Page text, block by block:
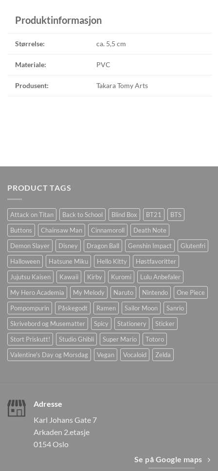
Produktinformasjon
Størrelse: ca. 5,5 cm
Materiale: PVC
Produsent: Takara Tomy Arts
PRODUCT TAGS
Attack on Titan Back to School Blind Box BT21
BTS
Buttons
Chainsaw Man Cinnamoroll
Death Note
Demon Slayer
Disney Dragon Ball Genshin Impact
Glutenfri
Halloween
Hatsune Miku Hello Kitty
Høstfavoritter
Jujutsu Kaisen
Kawaii Kirby Kuromi
Lulu Anbefaler
My Hero Academia
My Melody Naruto Nintendo
One Piece
Pompompurin
Påskegodt Ramen Sailor Moon
Sanrio
Skrivebord og Musematter
Spicy Stationery
Sticker
Stort Priskutt!
Studio Ghibli Super Mario
Totoro
Valentine's Day og Morsdag
Vegan Vocaloid Zelda
Adresse
Karl Johans Gate 7
Arkaden 2.etasje
0154 Oslo
Se på Google maps